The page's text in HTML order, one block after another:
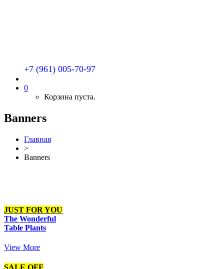
+7 (961) 005-70-97
0
Корзина пуста.
Banners
Главная
>
Banners
JUST FOR YOU
The Wonderful
Table Plants
View More
SALE OFF